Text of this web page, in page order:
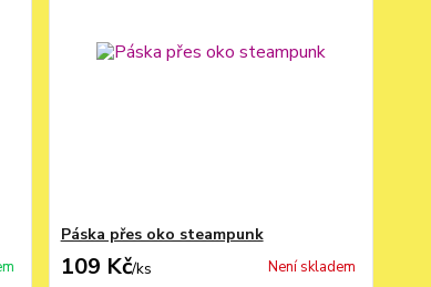
Páska přes oko steampunk
109 Kč/ks Není skladem